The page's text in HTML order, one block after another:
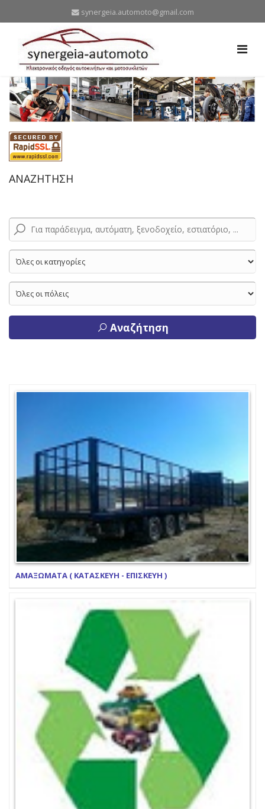
synergeia.automoto@gmail.com
ΑΝΑΖΗΤΗΣΗ
Αναζήτηση
ΑΜΑΞΩΜΑΤΑ ( ΚΑΤΑΣΚΕΥΗ - ΕΠΙΣΚΕΥΗ )